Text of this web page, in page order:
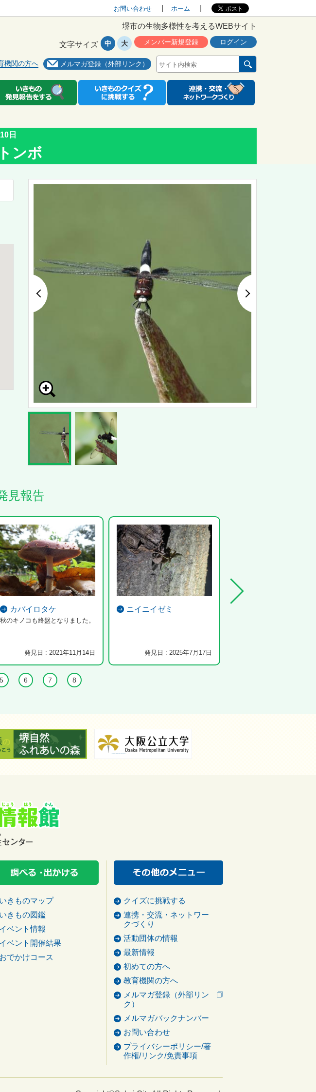
お問い合わせ ホーム
堺市の生物多様性を考えるWEBサイト
機関の方へ メルマガ登録（外部リンク）
メンバー新規登録 ログイン
文字サイズ 中 大
日
ンボ
見報告
カバイロタケ
秋のキノコも終盤となりました。
発見日 : 2021年11月14日
ニイニイゼミ
発見日 : 2025年7月17日
5 6 7 8
いきものマップ
いきもの図鑑
イベント情報
イベント開催結果
おでかけコース
クイズに挑戦する
連携・交流・ネットワー
クづくり
活動団体の情報
最新情報
初めての方へ
教育機関の方へ
メルマガ登録（外部リン
ク）
メルマガバックナンバー
お問い合わせ
プライバシーポリシー/著
作権/リンク/免責事項